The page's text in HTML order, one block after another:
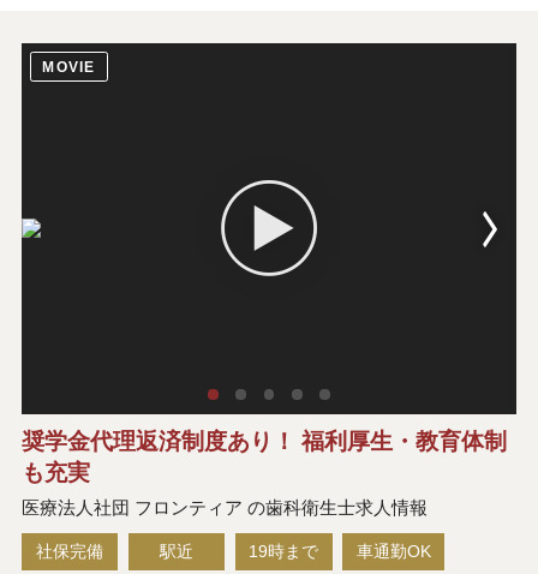
MOVIE
奨学金代理返済制度あり！ 福利厚生・教育体制
も充実
医療法人社団 フロンティア の歯科衛生士求人情報
社保完備 駅近 19時まで 車通勤OK